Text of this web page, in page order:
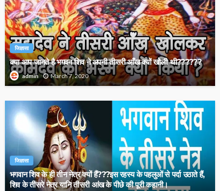
जिज्ञासा
क्या आप जानते है भगवन शिव ने अपनी तीसरी आँख क्यों खोली थी??????
admin March 7, 2020
जिज्ञासा
भगवान शिव के ही तीन नेत्र क्यों हैं???इस रहस्य के पहलुओं से पर्दा उठाते हैं,
शिव के तीसरे नेत्र यानि तीसरी आंख के पीछे की पूरी कहानी।